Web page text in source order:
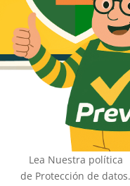
Lea Nuestra política
de Protección de datos.